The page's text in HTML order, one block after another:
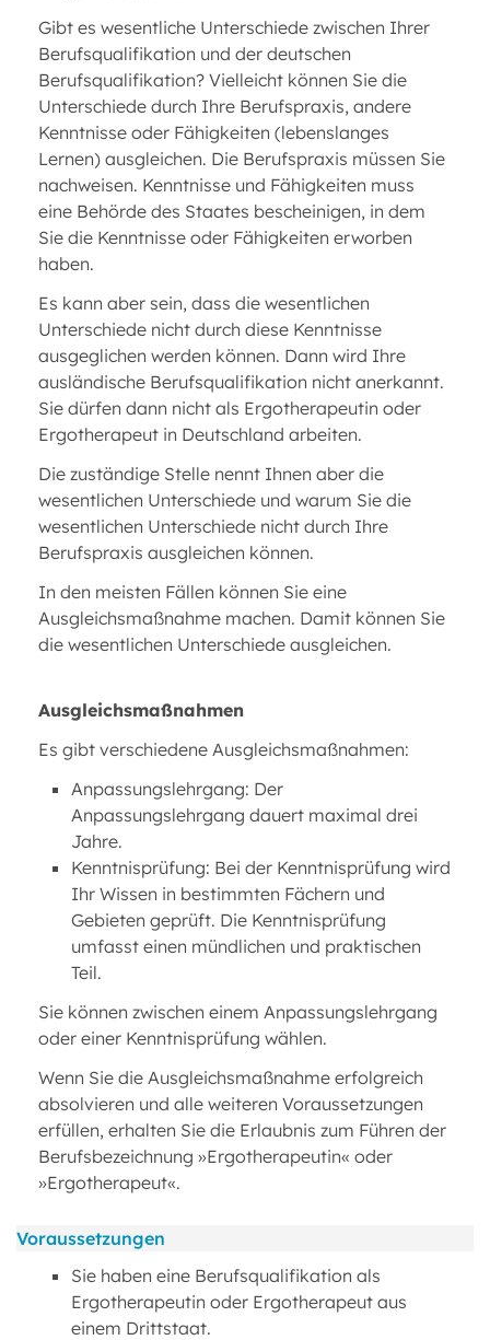
Gibt es wesentliche Unterschiede zwischen Ihrer
Berufsqualifikation und der deutschen
Berufsqualifikation? Vielleicht können Sie die
Unterschiede durch Ihre Berufspraxis, andere
Kenntnisse oder Fähigkeiten (lebenslanges
Lernen) ausgleichen. Die Berufspraxis müssen Sie
nachweisen. Kenntnisse und Fähigkeiten muss
eine Behörde des Staates bescheinigen, in dem
Sie die Kenntnisse oder Fähigkeiten erworben
haben.
Es kann aber sein, dass die wesentlichen
Unterschiede nicht durch diese Kenntnisse
ausgeglichen werden können. Dann wird Ihre
ausländische Berufsqualifikation nicht anerkannt.
Sie dürfen dann nicht als Ergotherapeutin oder
Ergotherapeut in Deutschland arbeiten.
Die zuständige Stelle nennt Ihnen aber die
wesentlichen Unterschiede und warum Sie die
wesentlichen Unterschiede nicht durch Ihre
Berufspraxis ausgleichen können.
In den meisten Fällen können Sie eine
Ausgleichsmaßnahme machen. Damit können Sie
die wesentlichen Unterschiede ausgleichen.
Ausgleichsmaßnahmen
Es gibt verschiedene Ausgleichsmaßnahmen:
Anpassungslehrgang: Der
Anpassungslehrgang dauert maximal drei
Jahre.
Kenntnisprüfung: Bei der Kenntnisprüfung wird
Ihr Wissen in bestimmten Fächern und
Gebieten geprüft. Die Kenntnisprüfung
umfasst einen mündlichen und praktischen
Teil.
Sie können zwischen einem Anpassungslehrgang
oder einer Kenntnisprüfung wählen.
Wenn Sie die Ausgleichsmaßnahme erfolgreich
absolvieren und alle weiteren Voraussetzungen
erfüllen, erhalten Sie die Erlaubnis zum Führen der
Berufsbezeichnung »Ergotherapeutin« oder
»Ergotherapeut«.
Voraussetzungen
Sie haben eine Berufsqualifikation als
Ergotherapeutin oder Ergotherapeut aus
einem Drittstaat.